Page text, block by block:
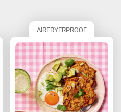
AIRFRYERPROOF